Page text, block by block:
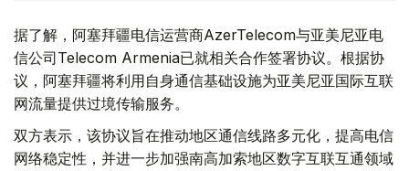
据了解，阿塞拜疆电信运营商AzerTelecom与亚美尼亚电
信公司Telecom Armenia已就相关合作签署协议。根据协
议，阿塞拜疆将利用自身通信基础设施为亚美尼亚国际互联
网流量提供过境传输服务。
双方表示，该协议旨在推动地区通信线路多元化，提高电信
网络稳定性，并进一步加强南高加索地区数字互联互通领域